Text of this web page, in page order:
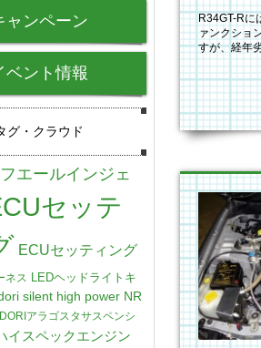
R34GT-Rに
ァンクショ
すが、経年
示したり
ャンペーン
ベント情報
グ・クラウド
エールインジェ
セッテ
ECUセッティング
ネス LEDヘッドライトキ
silent high power NR
アラゴスタサスペンシ
イスペックエンジン